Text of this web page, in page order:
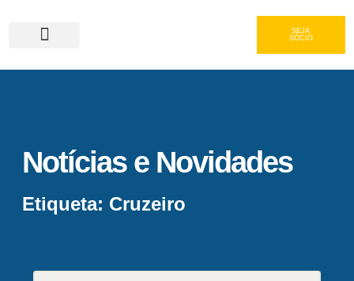
SEJA
SÓCIO
Notícias e Novidades
Etiqueta: Cruzeiro